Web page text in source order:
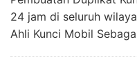
24 jam di seluruh
Ahli Kunci Mobil